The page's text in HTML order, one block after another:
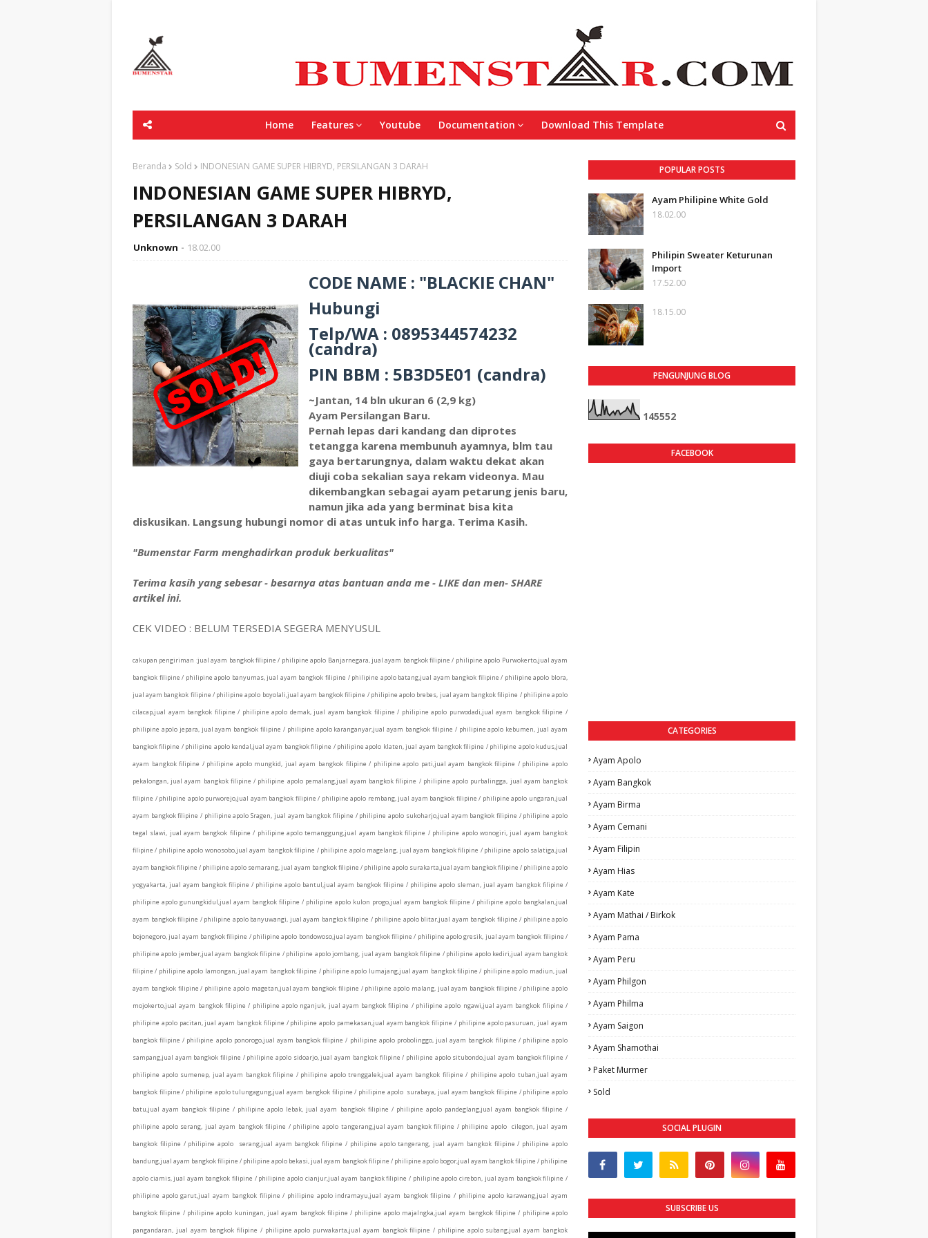
Home Features Youtube Documentation Download This Template
Beranda Sold INDONESIAN GAME SUPER HIBRYD, PERSILANGAN 3 DARAH
INDONESIAN GAME SUPER HIBRYD,
PERSILANGAN 3 DARAH
Unknown 18.02.00
CODE NAME : "BLACKIE CHAN"
Hubungi
Telp/WA : 0895344574232
(candra)
PIN BBM : 5B3D5E01 (candra)
~Jantan, 14 bln ukuran 6 (2,9 kg)
Ayam Persilangan Baru.
Pernah lepas dari kandang dan diprotes
tetangga karena membunuh ayamnya, blm tau
gaya bertarungnya, dalam waktu dekat akan
diuji coba sekalian saya rekam videonya. Mau
dikembangkan sebagai ayam petarung jenis baru,
namun jika ada yang berminat bisa kita
diskusikan. Langsung hubungi nomor di atas untuk info harga. Terima Kasih.
"Bumenstar Farm menghadirkan produk berkualitas"
Terima kasih yang sebesar - besarnya atas bantuan anda me - LIKE dan men- SHARE
artikel ini.
CEK VIDEO : BELUM TERSEDIA SEGERA MENYUSUL
cakupan pengiriman :jual ayam bangkok filipine / philipine apolo Banjarnegara, jual ayam bangkok filipine / philipine apolo Purwokerto,jual ayam
bangkok filipine / philipine apolo banyumas, jual ayam bangkok filipine / philipine apolo batang,jual ayam bangkok filipine / philipine apolo blora,
jual ayam bangkok filipine / philipine apolo boyolali,jual ayam bangkok filipine / philipine apolo brebes, jual ayam bangkok filipine / philipine apolo
cilacap,jual ayam bangkok filipine / philipine apolo demak, jual ayam bangkok filipine / philipine apolo purwodadi,jual ayam bangkok filipine /
philipine apolo jepara, jual ayam bangkok filipine / philipine apolo karanganyar,jual ayam bangkok filipine / philipine apolo kebumen, jual ayam
bangkok filipine / philipine apolo kendal,jual ayam bangkok filipine / philipine apolo klaten, jual ayam bangkok filipine / philipine apolo kudus,jual
ayam bangkok filipine / philipine apolo mungkid, jual ayam bangkok filipine / philipine apolo pati,jual ayam bangkok filipine / philipine apolo
pekalongan, jual ayam bangkok filipine / philipine apolo pemalang,jual ayam bangkok filipine / philipine apolo purbalingga, jual ayam bangkok
filipine / philipine apolo purworejo,jual ayam bangkok filipine / philipine apolo rembang, jual ayam bangkok filipine / philipine apolo ungaran,jual
ayam bangkok filipine / philipine apolo Sragen, jual ayam bangkok filipine / philipine apolo sukoharjo,jual ayam bangkok filipine / philipine apolo
tegal slawi, jual ayam bangkok filipine / philipine apolo temanggung,jual ayam bangkok filipine / philipine apolo wonogiri, jual ayam bangkok
filipine / philipine apolo wonosobo,jual ayam bangkok filipine / philipine apolo magelang, jual ayam bangkok filipine / philipine apolo salatiga,jual
ayam bangkok filipine / philipine apolo semarang, jual ayam bangkok filipine / philipine apolo surakarta,jual ayam bangkok filipine / philipine apolo
yogyakarta, jual ayam bangkok filipine / philipine apolo bantul,jual ayam bangkok filipine / philipine apolo sleman, jual ayam bangkok filipine /
philipine apolo gunungkidul,jual ayam bangkok filipine / philipine apolo kulon progo,jual ayam bangkok filipine / philipine apolo bangkalan,jual
ayam bangkok filipine / philipine apolo banyuwangi, jual ayam bangkok filipine / philipine apolo blitar,jual ayam bangkok filipine / philipine apolo
bojonegoro, jual ayam bangkok filipine / philipine apolo bondowoso,jual ayam bangkok filipine / philipine apolo gresik, jual ayam bangkok filipine /
philipine apolo jember,jual ayam bangkok filipine / philipine apolo jombang, jual ayam bangkok filipine / philipine apolo kediri,jual ayam bangkok
filipine / philipine apolo lamongan, jual ayam bangkok filipine / philipine apolo lumajang,jual ayam bangkok filipine / philipine apolo madiun, jual
ayam bangkok filipine / philipine apolo magetan,jual ayam bangkok filipine / philipine apolo malang, jual ayam bangkok filipine / philipine apolo
mojokerto,jual ayam bangkok filipine / philipine apolo nganjuk, jual ayam bangkok filipine / philipine apolo ngawi,jual ayam bangkok filipine /
philipine apolo pacitan, jual ayam bangkok filipine / philipine apolo pamekasan,jual ayam bangkok filipine / philipine apolo pasuruan, jual ayam
bangkok filipine / philipine apolo ponorogo,jual ayam bangkok filipine / philipine apolo probolinggo, jual ayam bangkok filipine / philipine apolo
sampang,jual ayam bangkok filipine / philipine apolo sidoarjo, jual ayam bangkok filipine / philipine apolo situbondo,jual ayam bangkok filipine /
philipine apolo sumenep, jual ayam bangkok filipine / philipine apolo trenggalek,jual ayam bangkok filipine / philipine apolo tuban,jual ayam
bangkok filipine / philipine apolo tulungagung,jual ayam bangkok filipine / philipine apolo surabaya, jual ayam bangkok filipine / philipine apolo
batu,jual ayam bangkok filipine / philipine apolo lebak, jual ayam bangkok filipine / philipine apolo pandeglang,jual ayam bangkok filipine /
philipine apolo serang, jual ayam bangkok filipine / philipine apolo tangerang,jual ayam bangkok filipine / philipine apolo cilegon, jual ayam
bangkok filipine / philipine apolo serang,jual ayam bangkok filipine / philipine apolo tangerang, jual ayam bangkok filipine / philipine apolo
bandung,jual ayam bangkok filipine / philipine apolo bekasi, jual ayam bangkok filipine / philipine apolo bogor,jual ayam bangkok filipine / philipine
apolo ciamis, jual ayam bangkok filipine / philipine apolo cianjur,jual ayam bangkok filipine / philipine apolo cirebon, jual ayam bangkok filipine /
philipine apolo garut,jual ayam bangkok filipine / philipine apolo indramayu,jual ayam bangkok filipine / philipine apolo karawang,jual ayam
bangkok filipine / philipine apolo kuningan, jual ayam bangkok filipine / philipine apolo majalngka,jual ayam bangkok filipine / philipine apolo
pangandaran, jual ayam bangkok filipine / philipine apolo purwakarta,jual ayam bangkok filipine / philipine apolo subang,jual ayam bangkok
POPULAR POSTS
Ayam Philipine White Gold
18.02.00
Philipin Sweater Keturunan
Import
17.52.00
18.15.00
PENGUNJUNG BLOG
145552
FACEBOOK
CATEGORIES
Ayam Apolo
Ayam Bangkok
Ayam Birma
Ayam Cemani
Ayam Filipin
Ayam Hias
Ayam Kate
Ayam Mathai / Birkok
Ayam Pama
Ayam Peru
Ayam Philgon
Ayam Philma
Ayam Saigon
Ayam Shamothai
Paket Murmer
Sold
SOCIAL PLUGIN
SUBSCRIBE US